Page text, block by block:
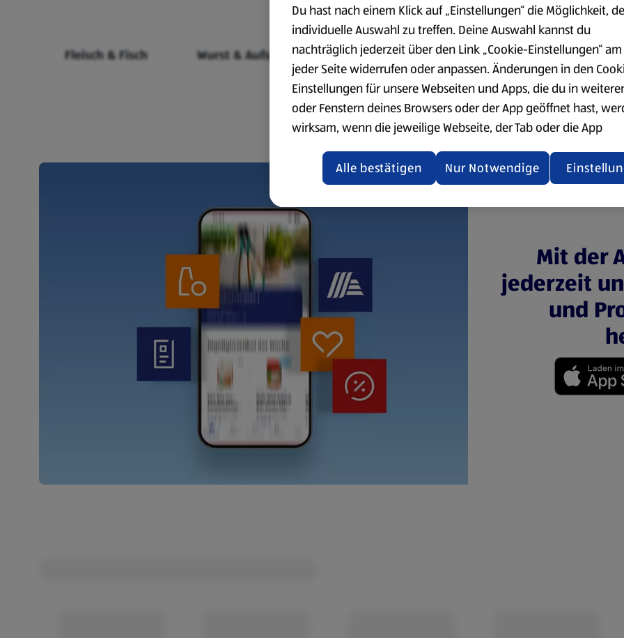
Fleisch & Fisch Wurst & Aufschnitt Käse
Milchprodukte &
Eier
Mit der
jederzeit
und
Du hast nach einem Klick auf „Einstellungen“ die Möglichkeit,
individuelle Auswahl zu treffen. Deine Auswahl kannst du
nachträglich jederzeit über den Link „Cookie-Einstellungen“
jeder Seite widerrufen oder anpassen. Änderungen in den
Einstellungen für unsere Webseiten und Apps, die du in
oder Fenstern deines Browsers oder der App geöffnet hast,
wirksam, wenn die jeweilige Webseite, der Tab oder die App
aktualisiert oder geschlossen und anschließend wieder geöffnet
Datenschutzerklärung zur Verfügung.
Übersicht der Webseitenbetreiber und Datenschutzerklärungen
Nur Notwendige
Alle bestätigen